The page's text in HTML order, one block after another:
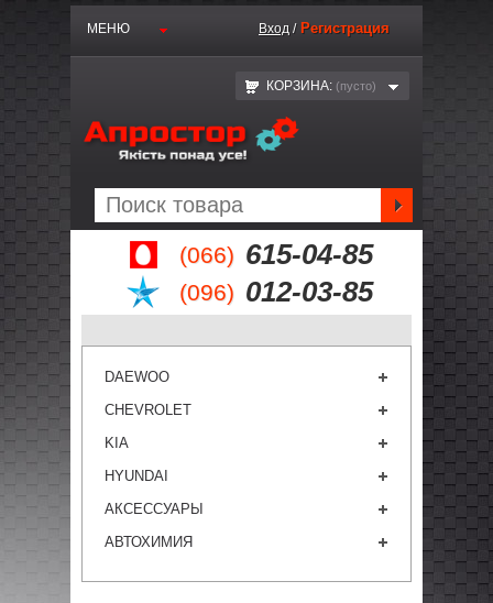
(066) 615-04-85
(096) 012-03-85
МЕНЮ Вход / Регистрация
КОРЗИНА: (пустo)
DAEWOO
CHEVROLET
KIA
HYUNDAI
АКСЕССУАРЫ
АВТОХИМИЯ